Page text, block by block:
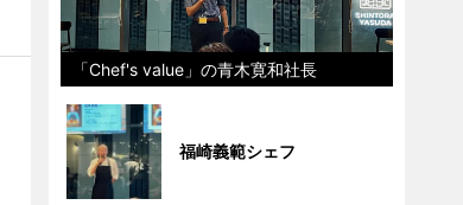
「Chef's value」の青木寛和社長
福崎義範シェフ